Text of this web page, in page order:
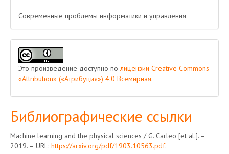
Современные проблемы информатики и управления
Это произведение доступно по лицензии Creative Commons
«Attribution» («Атрибуция») 4.0 Всемирная.
Библиографические ссылки
Machine learning and the physical sciences / G. Carleo [et al.]. –
2019. – URL: https://arxiv.org/pdf/1903.10563.pdf.